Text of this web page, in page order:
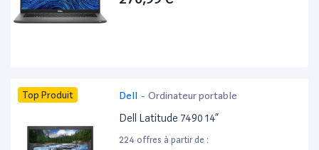
Top Produit Dell - Ordinateur portable
Dell Latitude 7490 14”
224 offres à partir de :